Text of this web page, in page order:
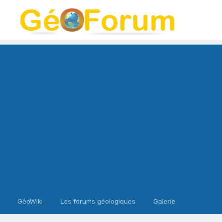
GéoWiki Les forums géologiques Galerie